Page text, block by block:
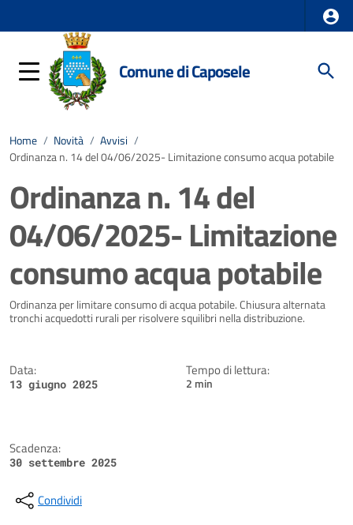
Comune di Caposele
Home / Novità / Avvisi /
Ordinanza n. 14 del 04/06/2025- Limitazione consumo acqua potabile
Ordinanza n. 14 del
04/06/2025- Limitazione
consumo acqua potabile
Dettagli della notizia
Ordinanza per limitare consumo di acqua potabile. Chiusura alternata
tronchi acquedotti rurali per risolvere squilibri nella distribuzione.
Data:
13 giugno 2025
Tempo di lettura:
2 min
Scadenza:
30 settembre 2025
Condividi